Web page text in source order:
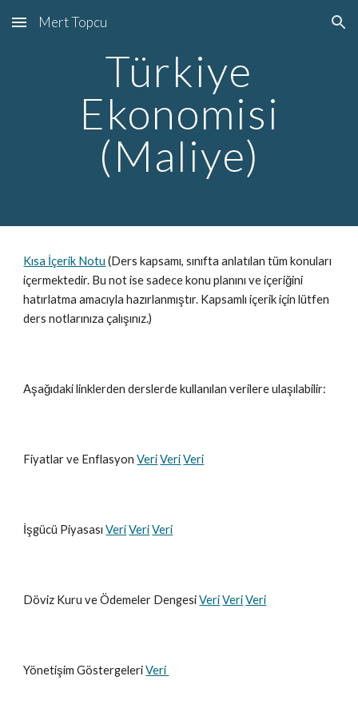
Skip to main content Skip to navigation
Mert Topcu
Türkiye
Ekonomisi
(Maliye)
Kısa İçerik Notu (Ders kapsamı, sınıfta anlatılan tüm konuları
içermektedir. Bu not ise sadece konu planını ve içeriğini
hatırlatma amacıyla hazırlanmıştır. Kapsamlı içerik için lütfen
ders notlarınıza çalışınız.)
Aşağıdaki linklerden derslerde kullanılan verilere ulaşılabilir:
Fiyatlar ve Enflasyon Veri Veri Veri
İşgücü PiyasasıVeri Veri Veri
Döviz Kuru ve Ödemeler Dengesi Veri Veri Veri
Yönetişim GöstergeleriVeri